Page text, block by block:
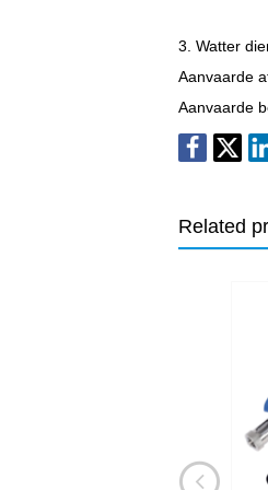
3. Watter
Aanvaarde
Aanvaarde
Related